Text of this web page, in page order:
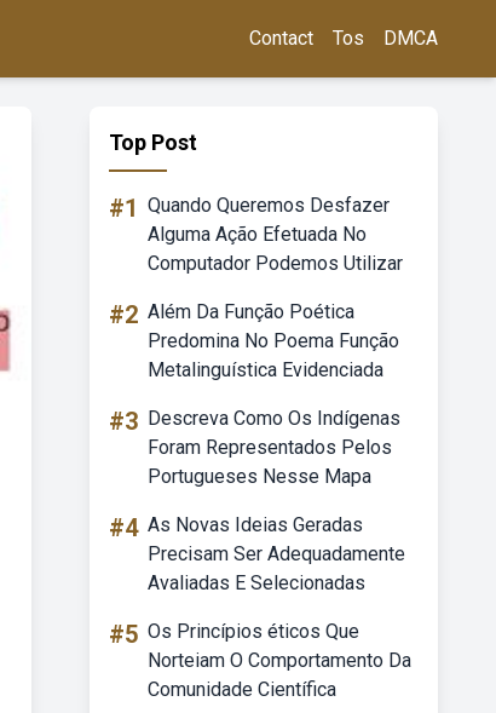
Contact Tos DMCA
Top Post
#1 Quando Queremos Desfazer
Alguma Ação Efetuada No
Computador Podemos Utilizar
#2 Além Da Função Poética
Predomina No Poema Função
Metalinguística Evidenciada
#3 Descreva Como Os Indígenas
Foram Representados Pelos
Portugueses Nesse Mapa
#4 As Novas Ideias Geradas
Precisam Ser Adequadamente
Avaliadas E Selecionadas
#5 Os Princípios éticos Que
Norteiam O Comportamento Da
Comunidade Científica